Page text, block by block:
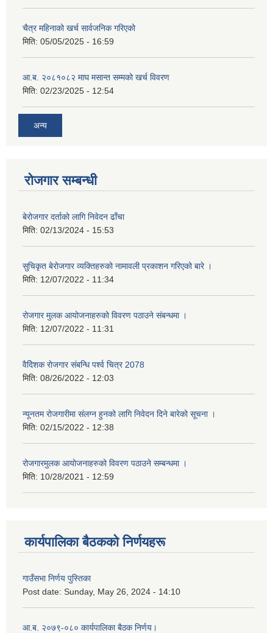
चैत्र महिनाको खर्च सार्वजनिक गरिएको
मिति: 05/05/2025 - 16:59
आ.ब. २०८१०८२ माघ मसान्त सम्मको खर्च विवरण
मिति: 02/23/2025 - 12:54
अन्य
रोजगार सम्बन्धी
बेरोजगार दर्ताको लागि निवेदन ढाँचा
मिति: 02/13/2024 - 15:53
सुचिकृत बेरोजगार व्यक्तिहरुको नामावली प्रकाशन गरिएको बारे ।
मिति: 12/07/2022 - 11:34
रोजगार मुलक आयोजनाहरुको विवरण पठाउने संबन्धमा ।
मिति: 12/07/2022 - 11:31
वैदेिशक राेजगार संबन्धि पर्श्व चित्र 2078
मिति: 08/26/2022 - 12:03
न्यूनतम रोजगारीमा संलग्न हुनको लागि निवेदन दिने बारेको सूचना ।
मिति: 02/15/2022 - 12:38
रोजगारमुलक आयोजनाहरुको विवरण पठाउने सम्बन्धमा ।
मिति: 10/28/2021 - 12:59
कार्यपालिका बैठकको निर्णयहरू
गाउँसभा निर्णय पुस्तिका
Post date: Sunday, May 26, 2024 - 14:10
आ.ब. २०७९-०८० कार्यपालिका बैठक निर्णय।